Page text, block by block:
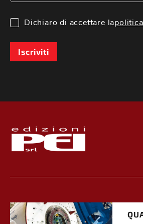
Dichiaro di accettare la
Iscriviti